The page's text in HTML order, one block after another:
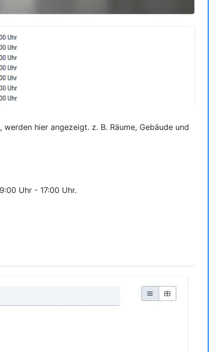
hier angezeigt. z. B. Räume, Gebäude und
Uhr - 17:00 Uhr.